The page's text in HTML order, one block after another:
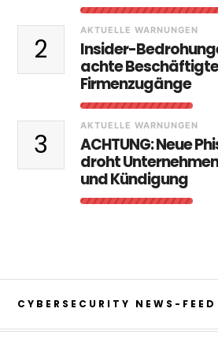
2
AKTUELLE WARNUNGEN
Insider-
achte
Firmenzugänge
3
AKTUELLE WARNUNGEN
ACHTUNG: Neue
droht
und Kündigung
CYBERSECURITY NEWS-FEED